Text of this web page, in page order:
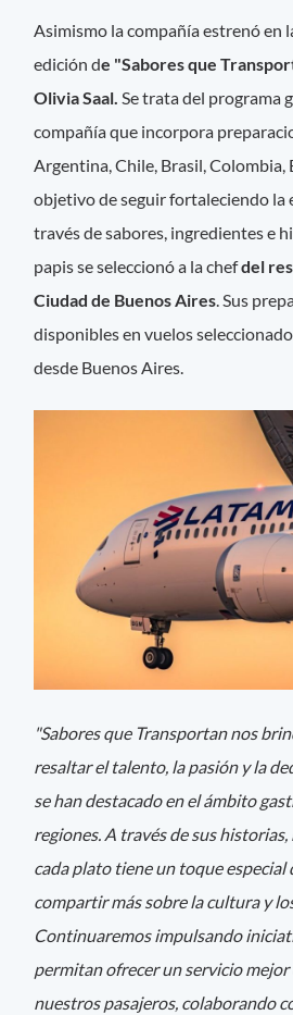
Asimismo la compañía estrenó en
edición de "Sabores que
Olivia Saal. Se trata del programa
compañía que incorpora
Argentina, Chile, Brasil, Colombia,
objetivo de seguir fortaleciendo la
través de sabores, ingredientes e
papis se seleccionó a la chefdel
Ciudad de Buenos Aires . Sus
disponibles en vuelos
desde Buenos Aires.
"Sabores que Transportan nos
resaltar el talento, la pasión y la
se han destacado en el ámbito
regiones. A través de sus historias,
cada plato tiene un toque especial
compartir más sobre la cultura y
Continuaremos impulsando
permitan ofrecer un servicio mejor
nuestros pasajeros, colaborando